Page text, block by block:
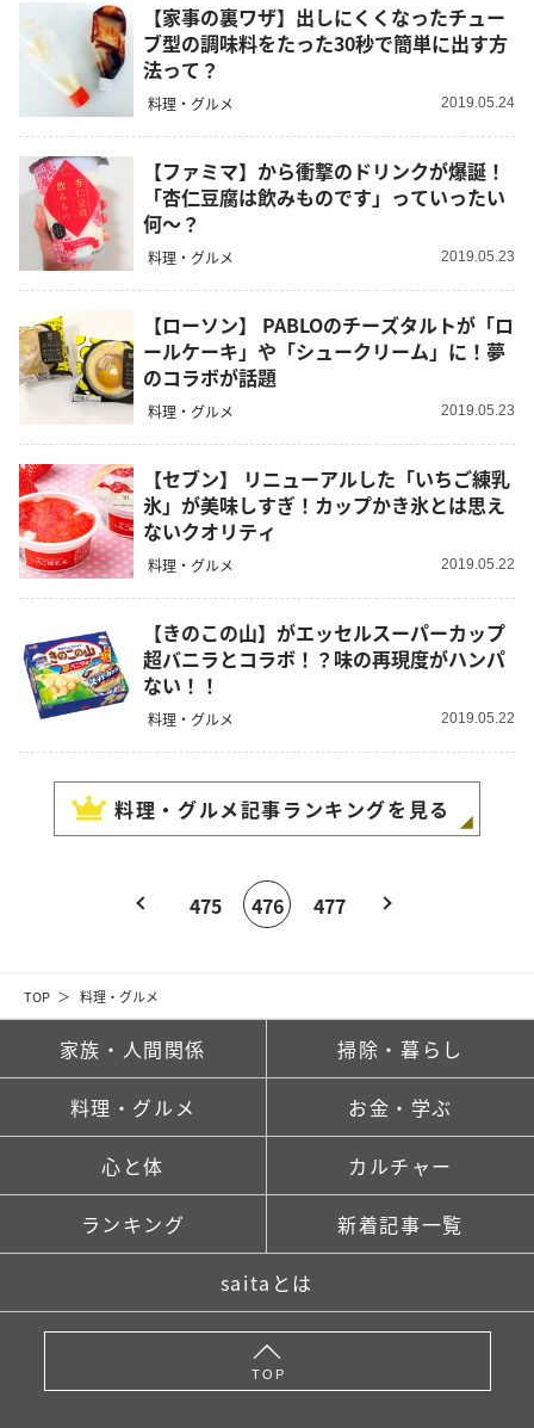
TOP 料理・グルメ
【家事の裏ワザ】出しにくくなったチュー
ブ型の調味料をたった30秒で簡単に出す方
法って？
料理・グルメ 2019.05.24
【ファミマ】から衝撃のドリンクが爆誕！
「杏仁豆腐は飲みものです」っていったい
何～？
料理・グルメ 2019.05.23
【ローソン】 PABLOのチーズタルトが「ロ
ールケーキ」や「シュークリーム」に！夢
のコラボが話題
料理・グルメ 2019.05.23
【セブン】 リニューアルした「いちご練乳
氷」が美味しすぎ！カップかき氷とは思え
ないクオリティ
料理・グルメ 2019.05.22
【きのこの山】がエッセルスーパーカップ
超バニラとコラボ！？味の再現度がハンパ
ない！！
料理・グルメ 2019.05.22
料理・グルメ記事ランキングを見る
475 476 477
家族・人間関係 掃除・暮らし
料理・グルメ お金・学ぶ
心と体 カルチャー
ランキング 新着記事一覧
saitaとは
TOP